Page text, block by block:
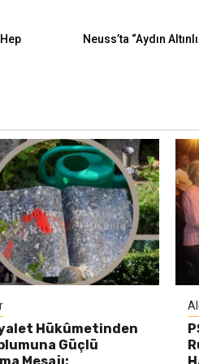
Neuss’ta “Aydın
Hükûmetinden
Güçlü